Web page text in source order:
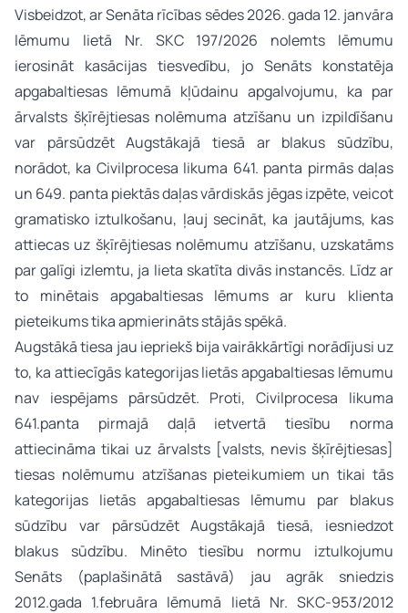
Visbeidzot, ar Senāta rīcības sēdes 2026. gada 12. janvāra
lēmumu lietā Nr. SKC 197/2026 nolemts lēmumu
ierosināt kasācijas tiesvedību, jo Senāts konstatēja
apgabaltiesas lēmumā kļūdainu apgalvojumu, ka par
ārvalsts šķīrējtiesas nolēmuma atzīšanu un izpildīšanu
var pārsūdzēt Augstākajā tiesā ar blakus sūdzību,
norādot, ka Civilprocesa likuma 641. panta pirmās daļas
un 649. panta piektās daļas vārdiskās jēgas izpēte, veicot
gramatisko iztulkošanu, ļauj secināt, ka jautājums, kas
attiecas uz šķīrējtiesas nolēmumu atzīšanu, uzskatāms
par galīgi izlemtu, ja lieta skatīta divās instancēs. Līdz ar
to minētais apgabaltiesas lēmums ar kuru klienta
pieteikums tika apmierināts stājās spēkā.
Augstākā tiesa jau iepriekš bija vairākkārtīgi norādījusi uz
to, ka attiecīgās kategorijas lietās apgabaltiesas lēmumu
nav iespējams pārsūdzēt. Proti, Civilprocesa likuma
641.panta pirmajā daļā ietvertā tiesību norma
attiecināma tikai uz ārvalsts [valsts, nevis šķīrējtiesas]
tiesas nolēmumu atzīšanas pieteikumiem un tikai tās
kategorijas lietās apgabaltiesas lēmumu par blakus
sūdzību var pārsūdzēt Augstākajā tiesā, iesniedzot
blakus sūdzību. Minēto tiesību normu iztulkojumu
Senāts (paplašinātā sastāvā) jau agrāk sniedzis
2012.gada 1.februāra lēmumā lietā Nr. SKC-953/2012